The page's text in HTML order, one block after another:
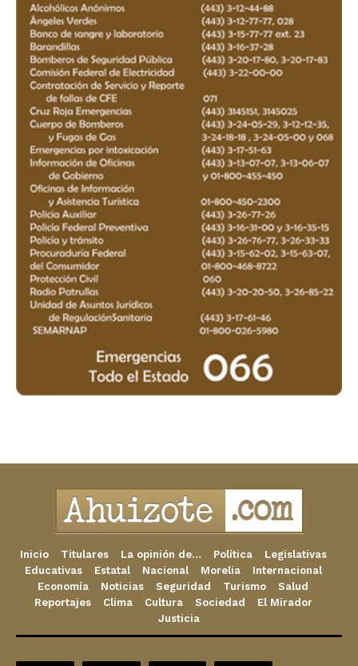
Inicio Titulares La opinión de… Política
Legislativas
Educativas
Estatal Nacional Morelia
Internacional
Economía
Noticias Seguridad Turismo
Salud
Reportajes
Clima Cultura Sociedad
El Mirador
Justicia